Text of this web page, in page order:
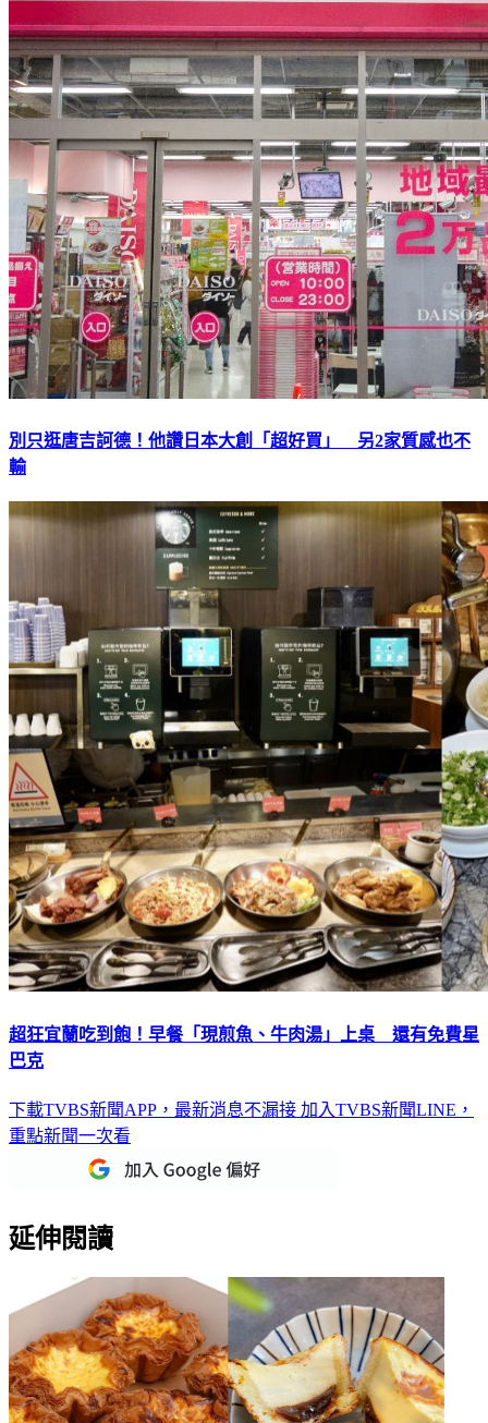
別只逛唐吉訶德！他讚日本大創「超好買」 另2家質感也不
輸
超狂宜蘭吃到飽！早餐「現煎魚、牛肉湯」上桌 還有免費星
巴克
下載TVBS新聞APP，最新消息不漏接 加入TVBS新聞LINE，
重點新聞一次看
延伸閱讀